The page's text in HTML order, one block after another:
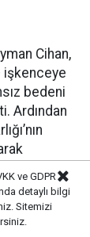
Cihan,
işkenceye
bedeni
Ardından
ve GDPR
detaylı bilgi
Sitemizi